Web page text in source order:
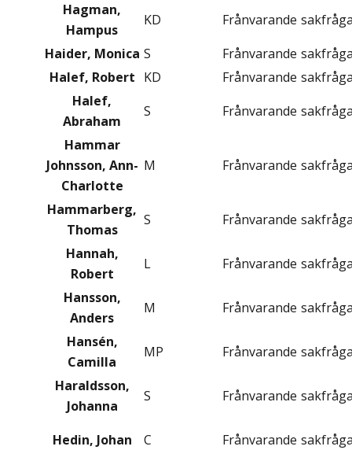
Hagman,
Hampus
KD Frånvarande
Haider, Monica S Frånvarande
Halef, Robert KD Frånvarande
Halef,
Abraham
S Frånvarande
Hammar
Johnsson, Ann-
Charlotte
M Frånvarande
Hammarberg,
Thomas
S Frånvarande
Hannah,
Robert
L Frånvarande
Hansson,
Anders
M Frånvarande
Hansén,
Camilla
MP Frånvarande
Haraldsson,
Johanna
S Frånvarande
Hedin, Johan C Frånvarande